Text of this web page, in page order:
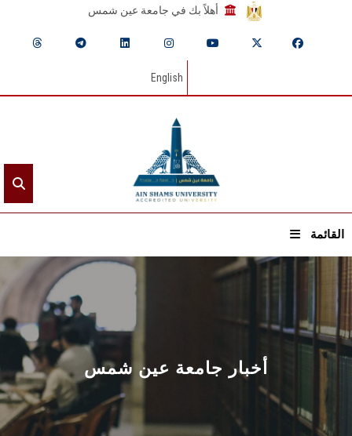
أهلاً بك في جامعة عين شمس
English
القائمة
الرئيسيـة
عن الجامعة
القطاعـات
الشئون الأكاديمية
أخبار جامعة عين شمس